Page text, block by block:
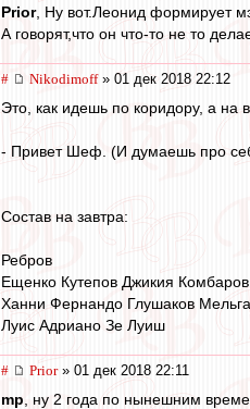
Prior, Ну вот.Леонид формирует
А говорят,что он что-то не то
# Nikodimoff» 01 дек 2018 22:12
Это, как идешь по коридору, а на
- Привет Шеф. (И думаешь про
Состав на завтра:
Ребров
Ещенко Кутепов Джикия Комбаров
Ханни Фернандо Глушаков
Луис Адриано Зе Луиш
# Prior» 01 дек 2018 22:11
mp , ну 2 года по нынешним